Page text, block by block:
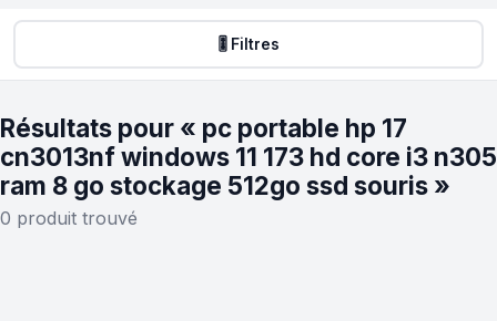
🎚️ Filtres
Résultats pour « pc portable hp 17
cn3013nf windows 11 173 hd core i3 n305
ram 8 go stockage 512go ssd souris »
0 produit trouvé